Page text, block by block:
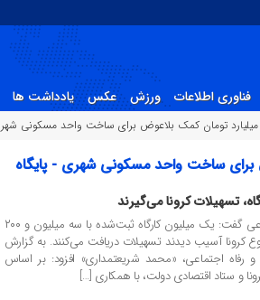
فناوری اطلاعات ورزش عکس یادداشت ها
کمک بلاعوض برای ساخت واحد مسکونی شهری - پایگاه
تسهیلات کرونا می‌گیرند
وزیر تعاون، ‌کار و رفاه اجتماعی گفت: یک میلیون کارگاه ثبت‌شده با سه میلیون و ۲۰۰
کرونا آسیب دیدند تسهیلات دریافت می‌کنند. به گزارش
و رفاه اجتماعی، «محمد شریعتمداری» افزود: بر اساس
و ستاد اقتصادی دولت، با همکاری […]